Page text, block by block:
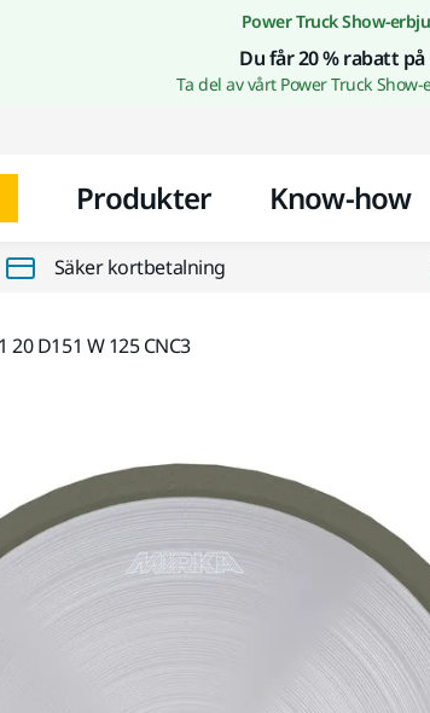
Power Truck Show-
Du får 20 % rabatt på
Ta del av vårt Power Truck
Produkter Know-how
Säker kortbetalning
20 D151 W 125 CNC3